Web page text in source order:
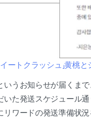
ートクラッシュ」黄
いうお知らせが届くま
いた発送スケジュール
リワードの発送準備状